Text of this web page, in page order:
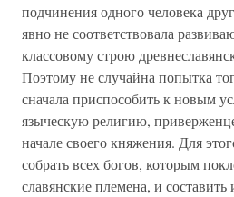
подчинения одного человека
явно не соответствовала
классовому строю
Поэтому не случайна попытка
сначала приспособить к новым
языческую религию,
начале своего княжения. Для
собрать всех богов, которым
славянские племена, и